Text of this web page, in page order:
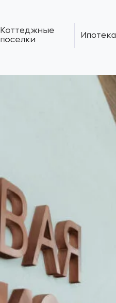
Коттеджные
поселки
Ипотека